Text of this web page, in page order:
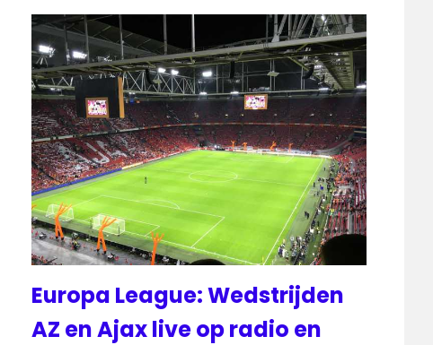
Europa League: Wedstrijden
AZ en Ajax live op radio en